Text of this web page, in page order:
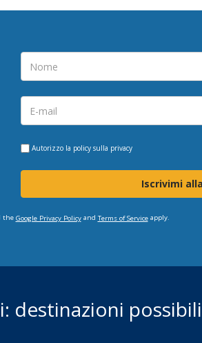
Autorizzo la policy sulla privacy
Iscrivimi
the Google Privacy Policyand Terms of Serviceapply.
destinazioni possibili